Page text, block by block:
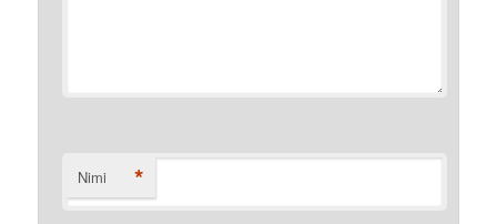
Nimi *